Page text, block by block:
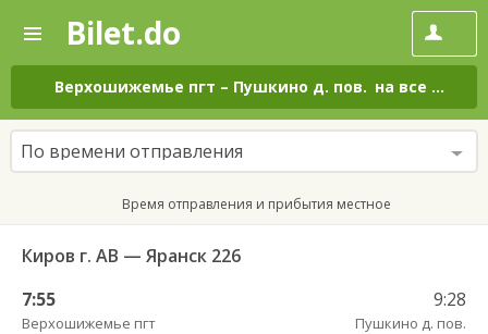
—
Поиск
и
покупка
билетов
на
автобус
онлайн
Bilet.do
Верхошижемье пгт – Пушкино д. пов. на все дни
По времени отправления
Время отправления и прибытия местное
Киров г. АВ — Яранск 226
7:55
Верхошижемье пгт
9:28
Пушкино д. пов.